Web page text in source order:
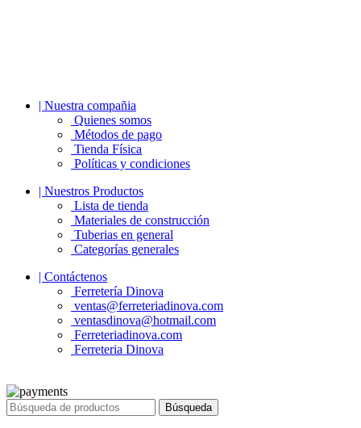
| Nuestra compañia
Quienes somos
Métodos de pago
Tienda Física
Políticas y condiciones
| Nuestros Productos
Lista de tienda
Materiales de construcción
Tuberias en general
Categorías generales
| Contáctenos
Ferretería Dinova
ventas@ferreteriadinova.com
ventasdinova@hotmail.com
Ferreteriadinova.com
Ferreteria Dinova
Búsqueda